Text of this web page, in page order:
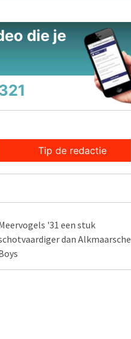
die je
Tip de redactie
'31 een stuk
dan Alkmaarsche